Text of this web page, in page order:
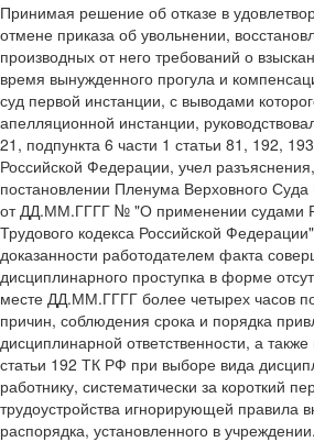
Принимая решение об отказе в
отмене приказа об увольнении,
производных от него требований о
время вынужденного прогула и
суд первой инстанции, с выводами
апелляционной инстанции,
21, подпункта 6 части 1 статьи 81, 192,
Российской Федерации, учел
постановлении Пленума Верховного
от ДД.ММ.ГГГГ № "О применении судами
Трудового кодекса Российской
доказанности работодателем факта
дисциплинарного проступка в форме
месте ДД.ММ.ГГГГ более четырех часов
причин, соблюдения срока и порядка
дисциплинарной ответственности, а
статьи 192 ТК РФ при выборе вида
работнику, систематически за короткий
трудоустройства игнорирующей правила
распорядка, установленного в учреждении.